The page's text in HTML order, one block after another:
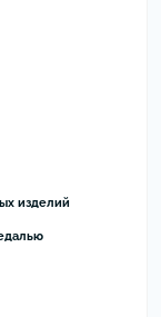
изделий